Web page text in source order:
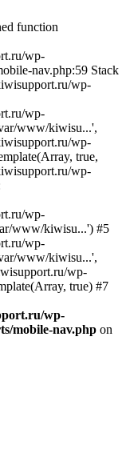
function
wp-
nav.php:59 Stack
wp-
wp-
www/kiwisu...',
wp-
true,
wp-
wp-
www/kiwisu...') #5
wp-
www/kiwisu...',
wp-
true) #7
wp-
mobile-nav.php on